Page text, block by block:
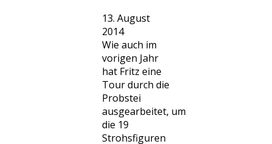
13. August
2014
Wie auch im
vorigen Jahr
hat Fritz eine
Tour durch die
Probstei
ausgearbeitet, um
die 19
Strohsfiguren